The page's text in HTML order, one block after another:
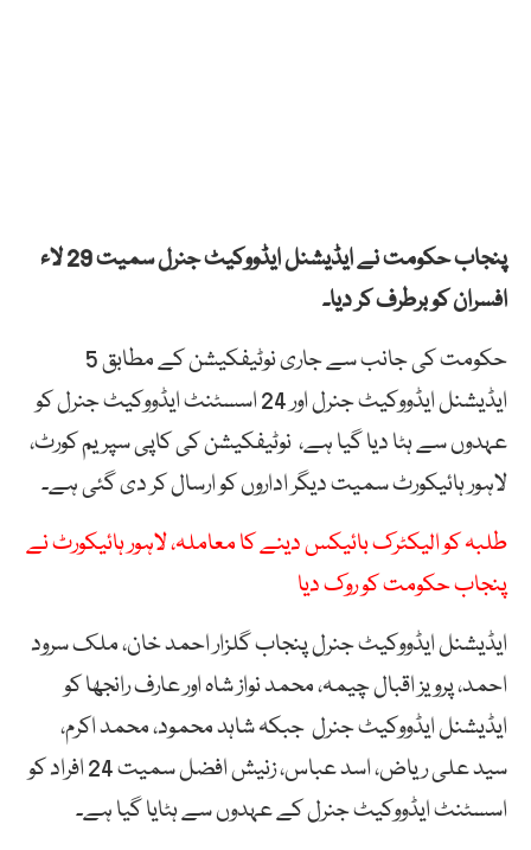
پنجاب حکومت نے ایڈیشنل ایڈووکیٹ جنرل سمیت 29 لاء
افسران کو برطرف کر دیا۔
حکومت کی جانب سے جاری نوٹیفکیشن کے مطابق 5
ایڈیشنل ایڈووکیٹ جنرل اور 24 اسسٹنٹ ایڈووکیٹ جنرل کو
عہدوں سے ہٹا دیا گیا ہے، نوٹیفکیشن کی کاپی سپریم کورٹ،
لاہور ہائیکورٹ سمیت دیگر اداروں کو ارسال کر دی گئی ہے۔
طلبہ کو الیکٹرک بائیکس دینے کا معاملہ، لاہور ہائیکورٹ نے
پنجاب حکومت کو روک دیا
ایڈیشنل ایڈووکیٹ جنرل پنجاب گلزار احمد خان، ملک سرود
احمد، پرویز اقبال چیمہ، محمد نواز شاہ اور عارف رانجھا کو
ایڈیشنل ایڈووکیٹ جنرل جبکہ شاہد محمود، محمد اکرم،
سید علی ریاض، اسد عباس، زنیش افضل سمیت 24 افراد کو
اسسٹنٹ ایڈووکیٹ جنرل کے عہدوں سے ہٹایا گیا ہے۔